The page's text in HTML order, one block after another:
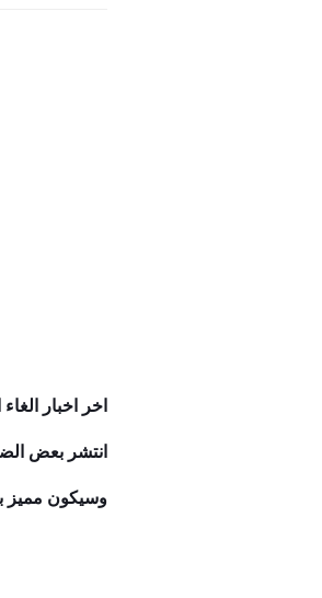
انتشر بعض
وسيكون مميز